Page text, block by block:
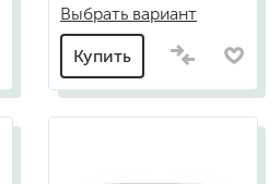
Выбрать вариант
Купить